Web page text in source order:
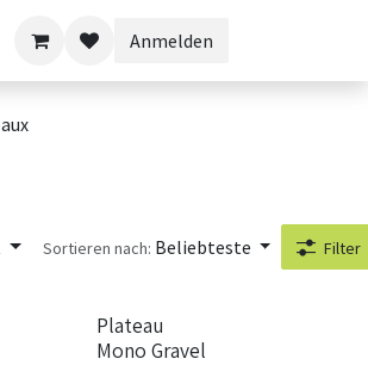
Anmelden
Sortieren nach: Beliebteste Filter
Plateau
Mono Gravel